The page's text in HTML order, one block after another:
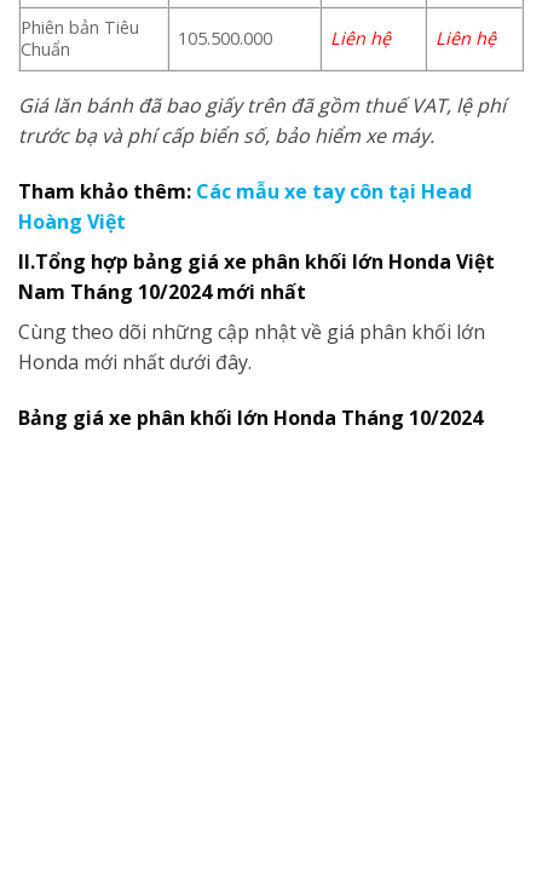
Phiên bản Tiêu
Chuẩn
105.500.000 Liên hệ Liên hệ
Giá lăn bánh đã bao giấy trên đã gồm thuế VAT, lệ phí
trước bạ và phí cấp biển số, bảo hiểm xe máy.
Tham khảo thêm: Các mẫu xe tay côn tại Head
Hoàng Việt
II.Tổng hợp bảng giá xe phân khối lớn Honda Việt
Nam Tháng 10/2024 mới nhất
Cùng theo dõi những cập nhật về giá phân khối lớn
Honda mới nhất dưới đây.
Bảng giá xe phân khối lớn Honda Tháng 10/2024